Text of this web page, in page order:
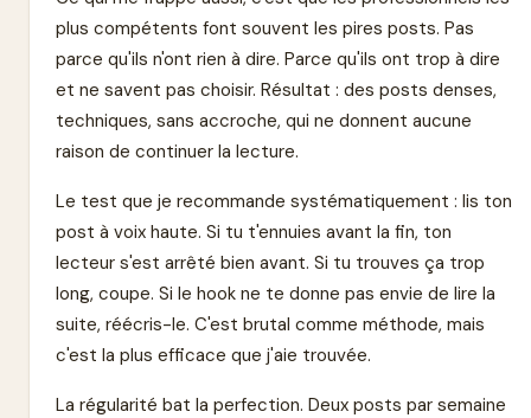
plus compétents font souvent les pires posts. Pas
parce qu'ils n'ont rien à dire. Parce qu'ils ont trop à dire
et ne savent pas choisir. Résultat : des posts denses,
techniques, sans accroche, qui ne donnent aucune
raison de continuer la lecture.
Le test que je recommande systématiquement : lis ton
post à voix haute. Si tu t'ennuies avant la fin, ton
lecteur s'est arrêté bien avant. Si tu trouves ça trop
long, coupe. Si le hook ne te donne pas envie de lire la
suite, réécris-le. C'est brutal comme méthode, mais
c'est la plus efficace que j'aie trouvée.
La régularité bat la perfection. Deux posts par semaine